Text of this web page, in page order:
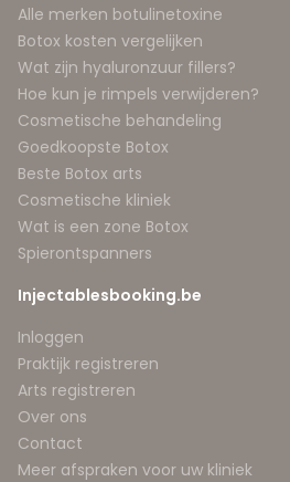
Alle merken botulinetoxine
Botox kosten vergelijken
Wat zijn hyaluronzuur fillers?
Hoe kun je rimpels verwijderen?
Cosmetische behandeling
Goedkoopste Botox
Beste Botox arts
Cosmetische kliniek
Wat is een zone Botox
Spierontspanners
Injectablesbooking.be
Inloggen
Praktijk registreren
Arts registreren
Over ons
Contact
Meer afspraken voor uw kliniek